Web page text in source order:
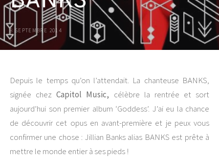
8 SEPTEMBRE 2014
Depuis le temps qu’on l’attendait. La chanteuse BANKS,
signée chezCapitol Music, célèbre la rentrée et sort
aujourd’hui son premier album ‘Goddess’. J’ai eu la chance
de découvrir cet opus en avant-première et je peux vous
confirmer une chose : Jillian Banks alias BANKS est prête à
mettre le monde entier à ses pieds !